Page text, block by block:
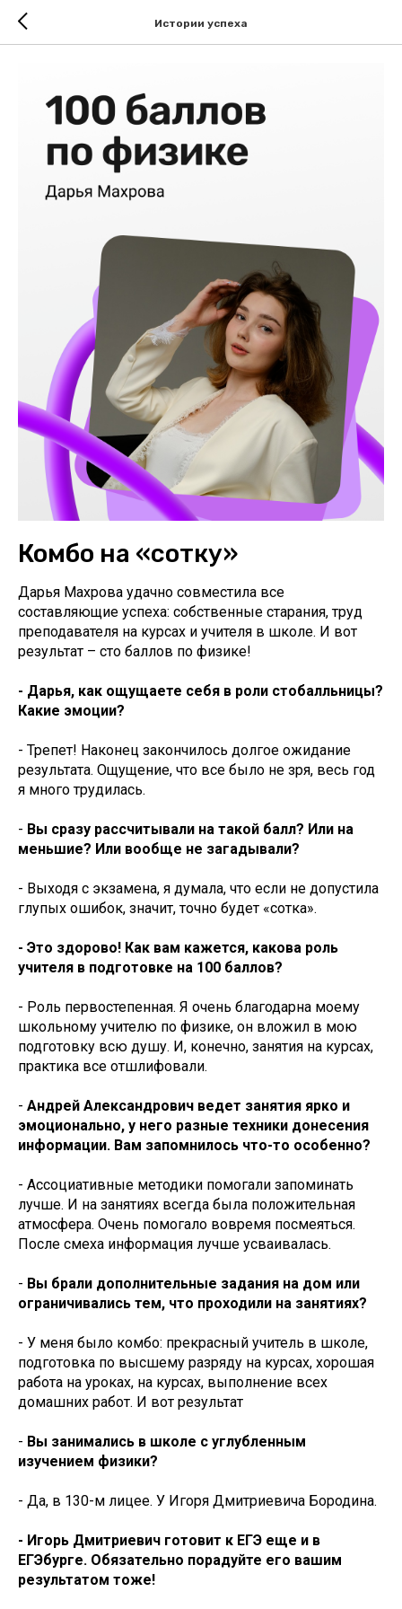
Истории успеха
Комбо на «сотку»
Дарья Махрова удачно совместила все
составляющие успеха: собственные старания, труд
преподавателя на курсах и учителя в школе. И вот
результат – сто баллов по физике!
- Дарья, как ощущаете себя в роли стобалльницы?
Какие эмоции?
- Трепет! Наконец закончилось долгое ожидание
результата. Ощущение, что все было не зря, весь год
я много трудилась.
- Вы сразу рассчитывали на такой балл? Или на
меньшие? Или вообще не загадывали?
- Выходя с экзамена, я думала, что если не допустила
глупых ошибок, значит, точно будет «сотка».
- Это здорово! Как вам кажется, какова роль
учителя в подготовке на 100 баллов?
- Роль первостепенная. Я очень благодарна моему
школьному учителю по физике, он вложил в мою
подготовку всю душу. И, конечно, занятия на курсах,
практика все отшлифовали.
- Андрей Александрович ведет занятия ярко и
эмоционально, у него разные техники донесения
информации. Вам запомнилось что-то особенно?
- Ассоциативные методики помогали запоминать
лучше. И на занятиях всегда была положительная
атмосфера. Очень помогало вовремя посмеяться.
После смеха информация лучше усваивалась.
- Вы брали дополнительные задания на дом или
ограничивались тем, что проходили на занятиях?
- У меня было комбо: прекрасный учитель в школе,
подготовка по высшему разряду на курсах, хорошая
работа на уроках, на курсах, выполнение всех
домашних работ. И вот результат
- Вы занимались в школе с углубленным
изучением физики?
- Да, в 130-м лицее. У Игоря Дмитриевича Бородина.
- Игорь Дмитриевич готовит к ЕГЭ еще и в
ЕГЭбурге. Обязательно порадуйте его вашим
результатом тоже!